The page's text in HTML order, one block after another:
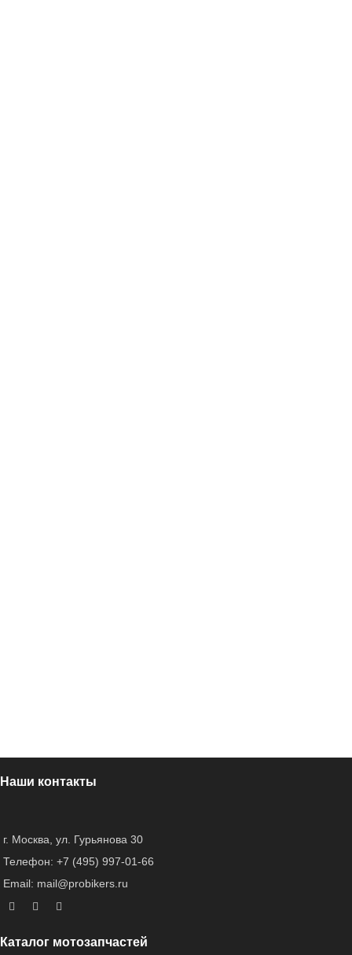
Наши контакты
г. Москва, ул. Гурьянова 30
Телефон: +7 (495) 997-01-66
Email: mail@probikers.ru
Каталог мотозапчастей